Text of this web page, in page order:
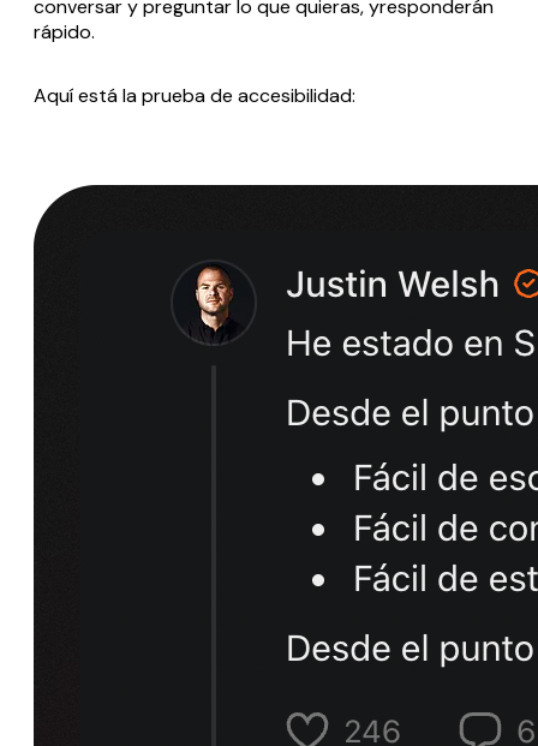
conversar y preguntar lo que quieras, yresponderán
rápido.
Aquí está la prueba de accesibilidad: